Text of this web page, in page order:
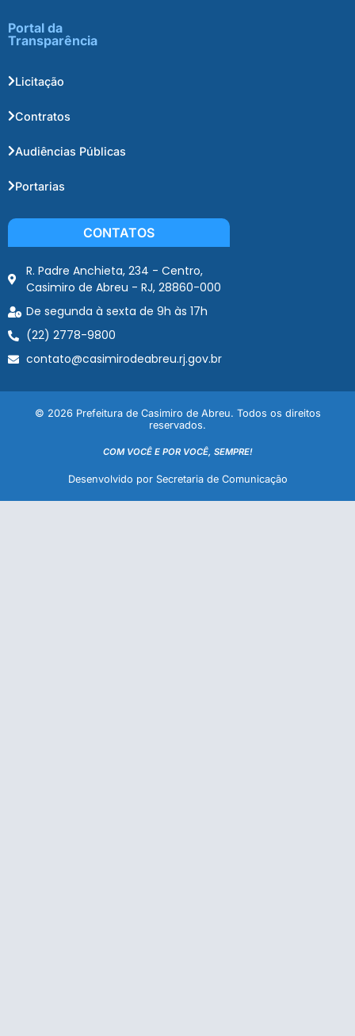
Portal da
Transparência
Licitação
Contratos
Audiências Públicas
Portarias
CONTATOS
R. Padre Anchieta, 234 - Centro,
Casimiro de Abreu - RJ, 28860-000
De segunda à sexta de 9h às 17h
(22) 2778-9800
contato@casimirodeabreu.rj.gov.br
© 2026 Prefeitura de Casimiro de Abreu. Todos os direitos
reservados.
COM VOCÊ E POR VOCÊ, SEMPRE!
Desenvolvido por Secretaria de Comunicação